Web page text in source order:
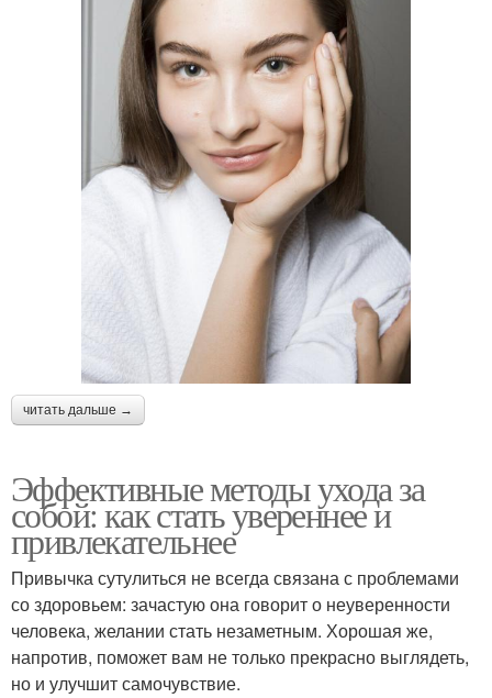
читать дальше →
Эффективные методы ухода за
собой: как стать увереннее и
привлекательнее
Привычка сутулиться не всегда связана с проблемами
со здоровьем: зачастую она говорит о неуверенности
человека, желании стать незаметным. Хорошая же,
напротив, поможет вам не только прекрасно выглядеть,
но и улучшит самочувствие.